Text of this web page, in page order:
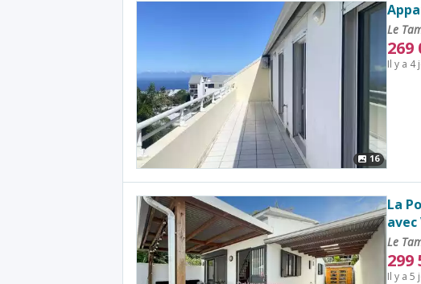
16
Le
269
Il y a 4
La
Le
299
Il y a 5